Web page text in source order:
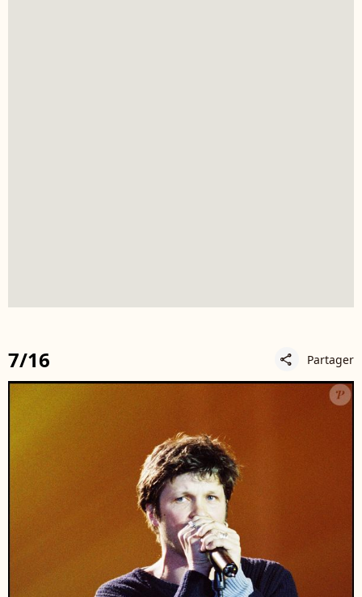
7/16 share Partager